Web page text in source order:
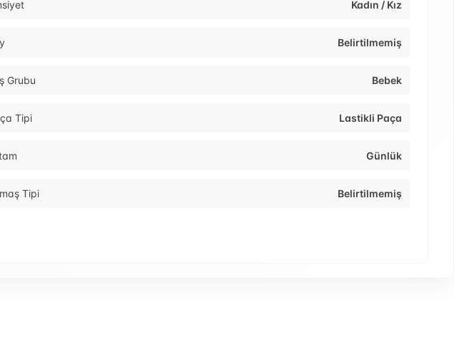
Kadın / Kız
Belirtilmemiş
Grubu Bebek
Tipi Lastikli Paça
Günlük
Tipi Belirtilmemiş